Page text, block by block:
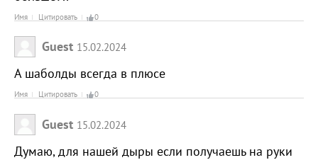
Имя Цитировать 0
Guest 15.02.2024
А шаболды всегда в плюсе
Имя Цитировать 0
Guest 15.02.2024
Думаю, для нашей дыры если получаешь на руки